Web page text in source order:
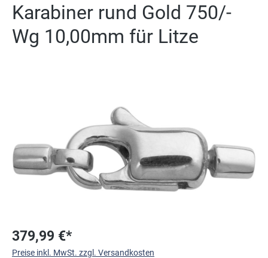
Karabiner rund Gold 750/-
Wg 10,00mm für Litze
379,99 €*
Preise inkl. MwSt. zzgl. Versandkosten